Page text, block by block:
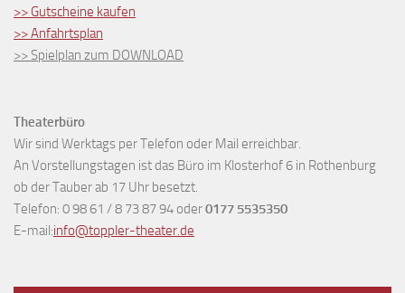
>> Gutscheine kaufen
>> Anfahrtsplan
>> Spielplan zum DOWNLOAD
Theaterbüro
Wir sind Werktags per Telefon oder Mail erreichbar.
An Vorstellungstagen ist das Büro im Klosterhof 6 in Rothenburg
ob der Tauber ab 17 Uhr besetzt.
Telefon: 0 98 61 / 8 73 87 94 oder0177 5535350
E-mail:info@toppler-theater.de